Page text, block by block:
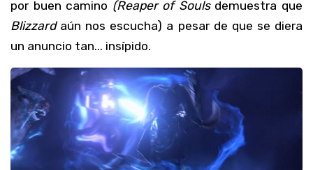
por buen camino (Reaper of Soulsdemuestra que
Blizzardaún nos escucha) a pesar de que se diera
un anuncio tan... insípido.